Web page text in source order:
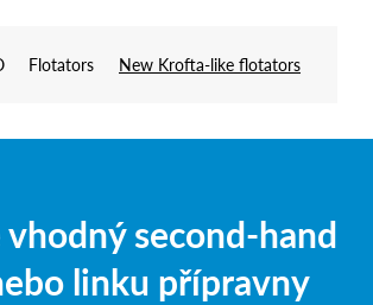
Flotators New Krofta-like flotators
second-hand
linku přípravny